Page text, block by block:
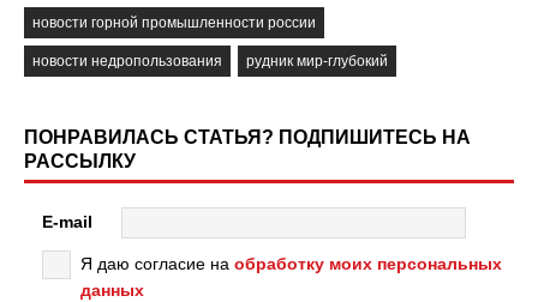
новости горной промышленности россии
новости недропользования рудник мир-глубокий
ПОНРАВИЛАСЬ СТАТЬЯ? ПОДПИШИТЕСЬ НА
РАССЫЛКУ
E-mail
Я даю согласие на обработку моих персональных
данных